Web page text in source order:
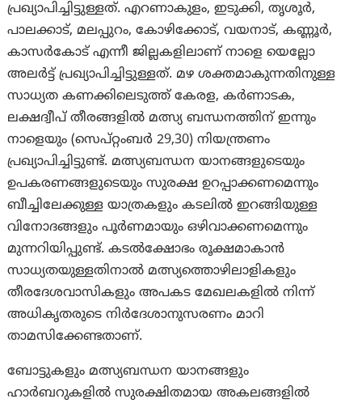
പ്രഖ്യാപിച്ചിട്ടുള്ളത്. എറണാകുളം, ഇടുക്കി, തൃശൂര്‍,
പാലക്കാട്, മലപ്പുറം, കോഴിക്കോട്, വയനാട്, കണ്ണൂര്‍,
കാസര്‍കോട് എന്നീ ജില്ലകളിലാണ് നാളെ യെല്ലോ
അലര്‍ട്ട് പ്രഖ്യാപിച്ചിട്ടുള്ളത്. മഴ ശക്തമാകുന്നതിനുള്ള
സാധ്യത കണക്കിലെടുത്ത് കേരള, കര്‍ണാടക,
ലക്ഷദ്വീപ് തീരങ്ങളില്‍ മത്സ്യ ബന്ധനത്തിന് ഇന്നും
നാളെയും (സെപ്‌റ്റംബര്‍ 29,30) നിയന്ത്രണം
പ്രഖ്യാപിച്ചിട്ടുണ്ട്. മത്സ്യബന്ധന യാനങ്ങളുടെയും
ഉപകരണങ്ങളുടെയും സുരക്ഷ ഉറപ്പാക്കണമെന്നും
ബീച്ചിലേക്കുള്ള യാത്രകളും കടലില്‍ ഇറങ്ങിയുള്ള
വിനോദങ്ങളും പൂര്‍ണമായും ഒഴിവാക്കണമെന്നും
മുന്നറിയിപ്പുണ്ട്. കടല്‍ക്ഷോഭം രൂക്ഷമാകാന്‍
സാധ്യതയുള്ളതിനാല്‍ മത്സ്യത്തൊഴിലാളികളും
തീരദേശവാസികളും അപകട മേഖലകളില്‍ നിന്ന്
അധികൃതരുടെ നിര്‍ദേശാനുസരണം മാറി
താമസിക്കേണ്ടതാണ്.
ബോട്ടുകളും മത്സ്യബന്ധന യാനങ്ങളും
ഹാര്‍ബറുകളില്‍ സുരക്ഷിതമായ അകലങ്ങളില്‍